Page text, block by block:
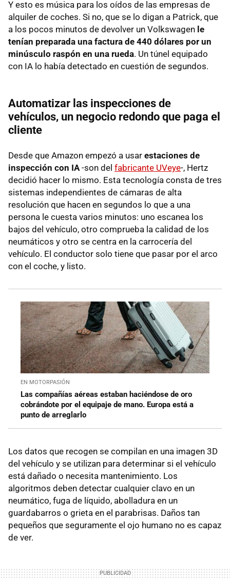
Y esto es música para los oídos de las empresas de
alquiler de coches. Si no, que se lo digan a Patrick, que
a los pocos minutos de devolver un Volkswagen le
tenían preparada una factura de 440 dólares por un
minúsculo raspón en una rueda. Un túnel equipado
con IA lo había detectado en cuestión de segundos.
Automatizar las inspecciones de
vehículos, un negocio redondo que paga el
cliente
Desde que Amazon empezó a usar estaciones de
inspección con IA -son del fabricante UVeye-, Hertz
decidió hacer lo mismo. Esta tecnología consta de tres
sistemas independientes de cámaras de alta
resolución que hacen en segundos lo que a una
persona le cuesta varios minutos: uno escanea los
bajos del vehículo, otro comprueba la calidad de los
neumáticos y otro se centra en la carrocería del
vehículo. El conductor solo tiene que pasar por el arco
con el coche, y listo.
EN MOTORPASIÓN
Las compañías aéreas estaban haciéndose de oro
cobrándote por el equipaje de mano. Europa está a
punto de arreglarlo
Los datos que recogen se compilan en una imagen 3D
del vehículo y se utilizan para determinar si el vehículo
está dañado o necesita mantenimiento. Los
algoritmos deben detectar cualquier clavo en un
neumático, fuga de líquido, abolladura en un
guardabarros o grieta en el parabrisas. Daños tan
pequeños que seguramente el ojo humano no es capaz
de ver.